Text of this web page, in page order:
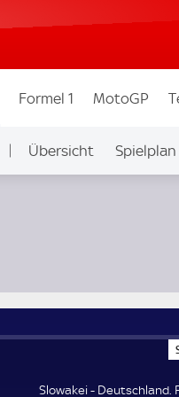
Formel 1 MotoGP
Übersicht
Slowakei - Deutschland.